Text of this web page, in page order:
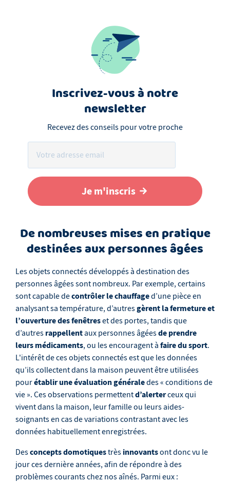
Inscrivez-vous à notre
newsletter
Recevez des conseils pour votre proche
Je m'inscris
De nombreuses mises en pratique
destinées aux personnes âgées
Les objets connectés développés à destination des
personnes âgées sont nombreux. Par exemple, certains
sont capable decontrôler le chauffaged’une pièce en
analysant sa température, d’autresgèrent la fermeture et
l’ouverture des fenêtreset des portes, tandis que
d’autres rappellentaux personnes âgéesde prendre
leurs médicaments, ou les encouragent à faire du sport.
L'intérêt de ces objets connectés est que les données
qu’ils collectent dans la maison peuvent être utilisées
pourétablir une évaluation généraledes « conditions de
vie ». Ces observations permettentd’alerterceux qui
vivent dans la maison, leur famille ou leurs aides-
soignants en cas de variations contrastant avec les
données habituellement enregistrées.
Desconcepts domotiquestrès innovantsont donc vu le
jour ces dernière années, afin de répondre à des
problèmes courants chez nos aînés. Parmi eux :